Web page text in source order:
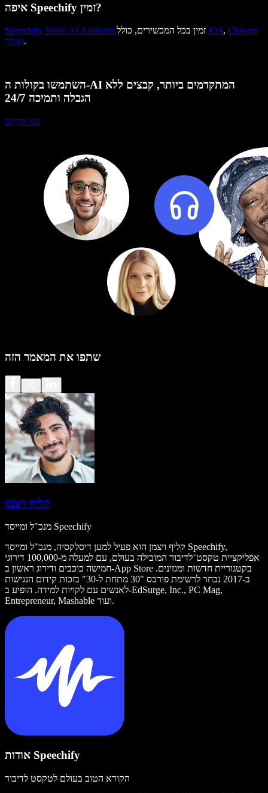
איפה Speechify זמין?
Speechify Voice AI Assistant iOS, Chrome
ואתר.
השתמשו בקולות ה-AI המתקדמים ביותר, קבצים ללא
הגבלה ותמיכה 24/7
נסו בחינם
שתפו את המאמר הזה
קליף ויצמן
מנכ"ל ומייסד Speechify
קליף ויצמן הוא פעיל למען דיסלקסיה, מנכ"ל ומייסד Speechify,
אפליקציית טקסט־לדיבור המובילה בעולם, עם למעלה מ-100,000 דירוגי
חמישה כוכבים ודירוג ראשון ב-App Store בקטגוריית חדשות ומגזינים.
ב-2017 נבחר לרשימת פורבס "30 מתחת ל-30" בזכות קידום הנגישות
לאנשים עם לקויות למידה. הופיע ב-EdSurge, Inc., PC Mag,
Entrepreneur, Mashable ועוד.
אודות Speechify
הקורא הטוב בעולם לטקסט לדיבור